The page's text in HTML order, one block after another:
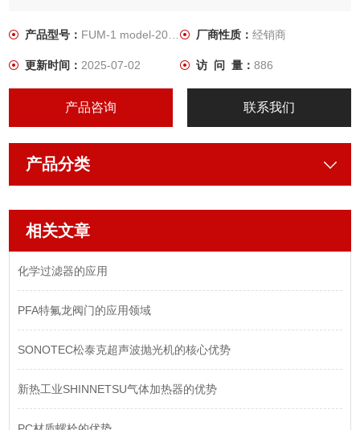
产品型号： FUM-1 model-2000 厂商性质： 经销商
更新时间：2025-07-02 访 问 量： 886
产品咨询 联系我们
产品分类
相关文章
化学过滤器的应用
PFA特氟龙阀门的应用领域
SONOTEC松泰克超声波抛光机的核心优势
新热工业SHINNETSU气体加热器的优势